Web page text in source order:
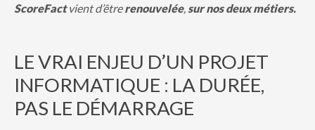
ScoreFactvient d’êtrerenouvelée,sur nos deux métiers.
LE VRAI ENJEU D’UN PROJET
INFORMATIQUE : LA DURÉE,
PAS LE DÉMARRAGE